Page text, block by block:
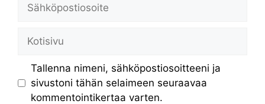
Tallenna nimeni, sähköpostiosoitteeni ja
sivustoni tähän selaimeen seuraavaa
kommentointikertaa varten.